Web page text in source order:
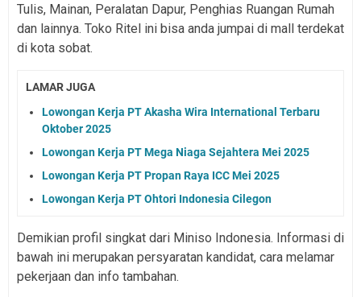
Tulis, Mainan, Peralatan Dapur, Penghias Ruangan Rumah
dan lainnya. Toko Ritel ini bisa anda jumpai di mall terdekat
di kota sobat.
LAMAR JUGA
Lowongan Kerja PT Akasha Wira International Terbaru
Oktober 2025
Lowongan Kerja PT Mega Niaga Sejahtera Mei 2025
Lowongan Kerja PT Propan Raya ICC Mei 2025
Lowongan Kerja PT Ohtori Indonesia Cilegon
Demikian profil singkat dari Miniso Indonesia. Informasi di
bawah ini merupakan persyaratan kandidat, cara melamar
pekerjaan dan info tambahan.